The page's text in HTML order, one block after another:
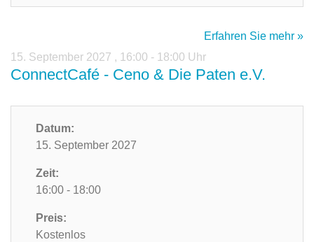
Erfahren Sie mehr »
15. September 2027 , 16:00 - 18:00 Uhr
ConnectCafé - Ceno & Die Paten e.V.
Datum:
15. September 2027
Zeit:
16:00 - 18:00
Preis:
Kostenlos